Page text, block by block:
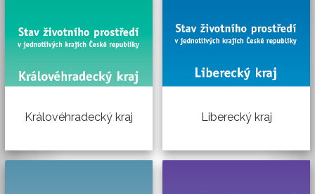
Královéhradecký kraj Liberecký kraj